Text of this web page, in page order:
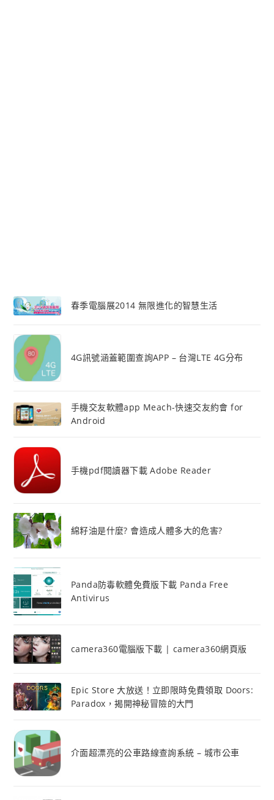
春季電腦展2014 無限進化的智慧生活
4G訊號涵蓋範圍查詢APP – 台灣LTE 4G分布
手機交友軟體app Meach-快速交友約會 for
Android
手機pdf閱讀器下載 Adobe Reader
綿籽油是什麼? 會造成人體多大的危害?
Panda防毒軟體免費版下載 Panda Free
Antivirus
camera360電腦版下載 | camera360網頁版
Epic Store 大放送！立即限時免費領取 Doors:
Paradox，揭開神秘冒險的大門
介面超漂亮的公車路線查詢系統 – 城市公車